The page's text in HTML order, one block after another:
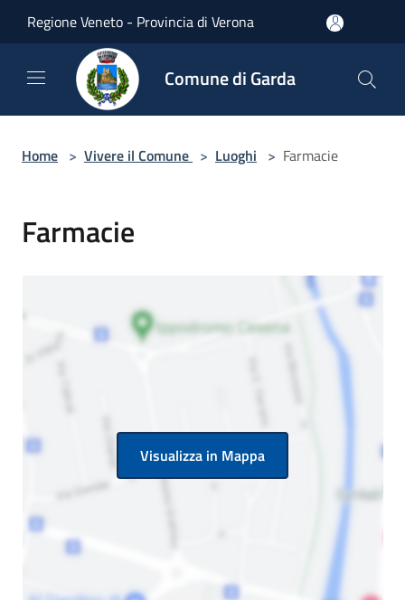
Regione Veneto - Provincia di Verona
Comune di Garda
Home > Vivere il Comune > Luoghi > Farmacie
Farmacie
Visualizza in Mappa